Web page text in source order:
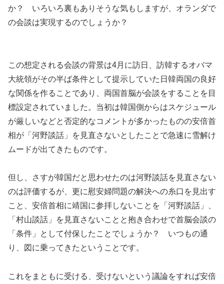
か？ いろいろ裏もありそうな気もしますが、オランダで
の会談は実現するのでしょうか？
この想定される会談の背景は4月に訪日、訪韓するオバマ
大統領がその半ば条件として提示していた日韓両国の良好
な関係を作ることであり、両国首脳が会談をすることを目
標設定されていました。当初は韓国側からはスケジュール
が厳しいなどと否定的なコメントが多かったものの安倍首
相が「河野談話」を見直さないとしたことで急速に雪解け
ムードが出てきたものです。
但し、さすが韓国だと思わせたのは河野談話を見直さない
のは評価するが、更に慰安婦問題の解決への糸口を見出す
こと、安倍首相に靖国に参拝しないことを「河野談話」、
「村山談話」を見直さないことと抱き合わせで首脳会談の
「条件」として付保したことでしょうか？ いつもの通
り、図に乗ってきたということです。
これをまともに受ける、受けないという議論をすれば安倍